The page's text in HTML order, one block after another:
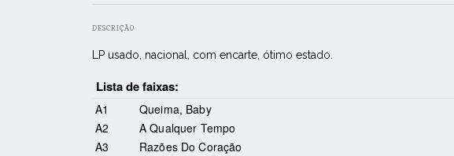
DESCRIÇÃO
LP usado, nacional, com encarte, ótimo estado.
Lista de faixas:
A1 Queima, Baby
A2
A Qualquer Tempo
A3
Razões Do Coração